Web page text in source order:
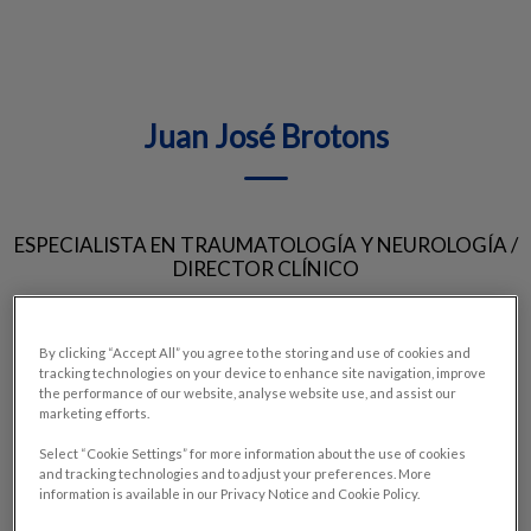
Juan José Brotons
ESPECIALISTA EN TRAUMATOLOGÍA Y NEUROLOGÍA /
DIRECTOR CLÍNICO
By clicking “Accept All” you agree to the storing and use of cookies and
tracking technologies on your device to enhance site navigation, improve
the performance of our website, analyse website use, and assist our
marketing efforts.
Select “Cookie Settings” for more information about the use of cookies
and tracking technologies and to adjust your preferences. More
information is available in our Privacy Notice and Cookie Policy.